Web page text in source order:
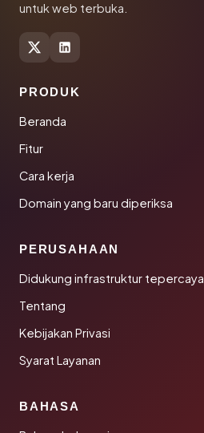
untuk web terbuka.
PRODUK
Beranda
Fitur
Cara kerja
Domain yang baru diperiksa
PERUSAHAAN
Didukung infrastruktur tepercaya
Tentang
Kebijakan Privasi
Syarat Layanan
BAHASA